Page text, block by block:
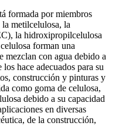
formada por miembros
metilcelulosa, la
la hidroxipropilcelulosa
forman una
mezclan con agua debido a
hace adecuados para su
construcción y pinturas y
como goma de celulosa,
debido a su capacidad
en diversas
de la construcción,